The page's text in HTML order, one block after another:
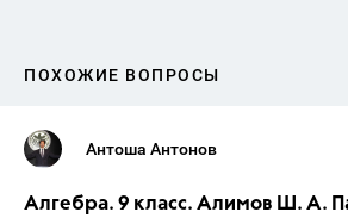
ПОХОЖИЕ ВОПРОСЫ
Антоша Антонов
Алгебра. 9 класс. Алимов Ш. А.